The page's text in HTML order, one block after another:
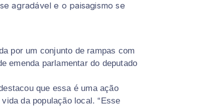
agradável e o paisagismo se
por um conjunto de rampas com
emenda parlamentar do deputado
que essa é uma ação
da população local. “Esse